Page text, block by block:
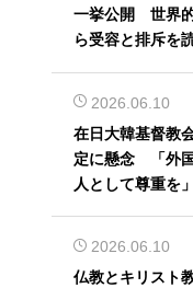
一挙公開 世界
ら受容と排斥を
2026.06.10
在日大韓基督教
定に懸念 「外
人として尊重を」
2026.06.10
仏教とキリスト